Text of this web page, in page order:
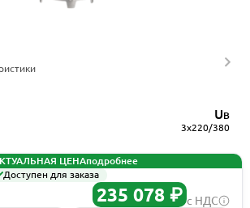
UВ
3x220/380
ЦЕНАподробнее
Доступен для заказа
235 078 ₽ с НДС